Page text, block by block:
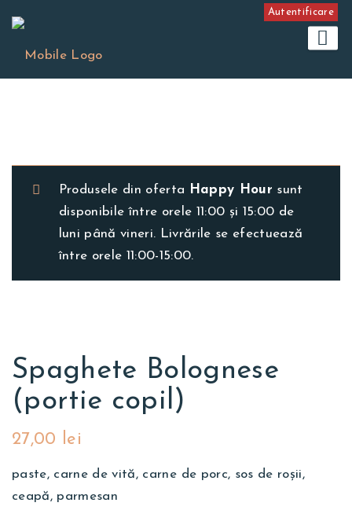
Autentificare
Produsele din oferta Happy Hour sunt
disponibile între orele 11:00 și 15:00 de
luni până vineri. Livrările se efectuează
între orele 11:00-15:00.
Spaghete Bolognese
(portie copil)
27,00 lei
paste, carne de vită, carne de porc, sos de roșii,
ceapă, parmesan